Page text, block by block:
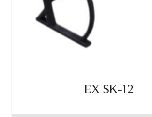
EX SK-12